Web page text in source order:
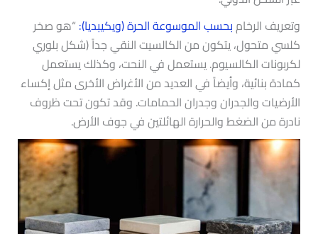
وتعريف الرخامبحسبالموسوعةالحرة(ويكيبديا): “هو صخر
كلسي متحول، يتكون من الكالسيت النقي جداً (شكل بلوري
لكربونات الكالسيوم. يستعمل في النحت، وكذلك يستعمل
كمادة بنائية، وأيضاً في العديد من الأغراض الأخرى مثل إكساء
الأرضيات والجدران وجدران الحمامات. وقد تكون تحت ظروف
نادرة من الضغط والحرارة الهائلتين في جوف الأرض.